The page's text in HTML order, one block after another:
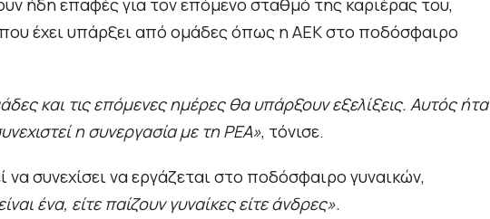
έχει υπάρξει από ομάδες όπως η ΑΕΚ στο ποδόσφαιρο
και τις επόμενες ημέρες θα υπάρξουν εξελίξεις. Αυτός
η συνεργασία με τη ΡΕΑ», τόνισε.
συνεχίσει να εργάζεται στο ποδόσφαιρο γυναικών,
ένα, είτε παίζουν γυναίκες είτε άνδρες».